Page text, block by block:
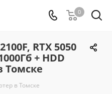
0
RTX 5050
+ HDD
Томске
в Томске